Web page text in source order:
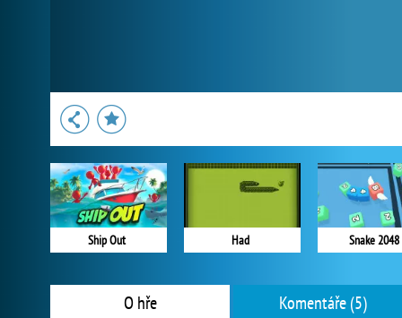
Ship Out Had Snake 2048
O hře Komentáře (5)